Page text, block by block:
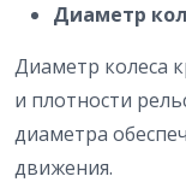
Диаметр
Диаметр колеса
и плотности
диаметра
движения.